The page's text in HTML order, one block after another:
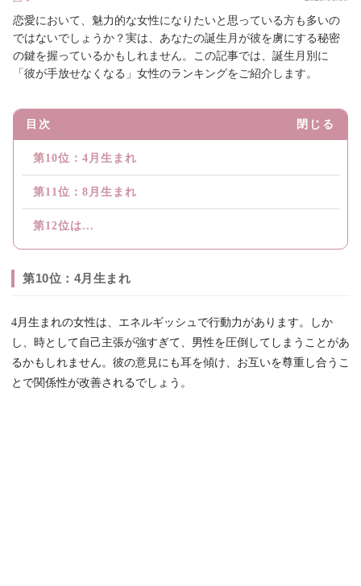
恋愛において、魅力的な女性になりたいと思っている方も多いの
ではないでしょうか？実は、あなたの誕生月が彼を虜にする秘密
の鍵を握っているかもしれません。この記事では、誕生月別に
「彼が手放せなくなる」女性のランキングをご紹介します。
目次 閉じる
第10位：4月生まれ
第11位：8月生まれ
第12位は...
第10位：4月生まれ
4月生まれの女性は、エネルギッシュで行動力があります。しか
し、時として自己主張が強すぎて、男性を圧倒してしまうことがあ
るかもしれません。彼の意見にも耳を傾け、お互いを尊重し合うこ
とで関係性が改善されるでしょう。